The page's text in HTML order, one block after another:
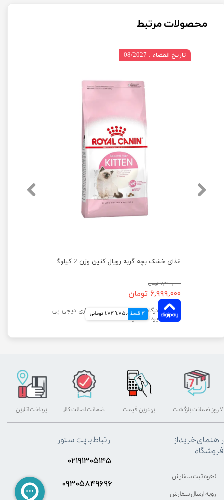
محصولات مرتبط
غذای خشک بچه گربه رویال کنین وزن 2 کیلوگرم
۷,۴۹۰,۰۰۰ تومان
۶,۹۹۹,۰۰۰ تومان
4 قسط 1,749,750 تومانی
تاریخ انقضاء : 08/2027
بهترین قیمت پرداخت آنلاین ۷ روز ضمانت بازگشت ضمانت اصالت کالا
راهنمای خرید از
فروشگاه
نحوه ثبت سفارش
رویه ارسال سفارش
ارتباط با پت استور
۰۲۱۹۱۳۰۵۱۴۵
۰۹۳۰۵8۴9696